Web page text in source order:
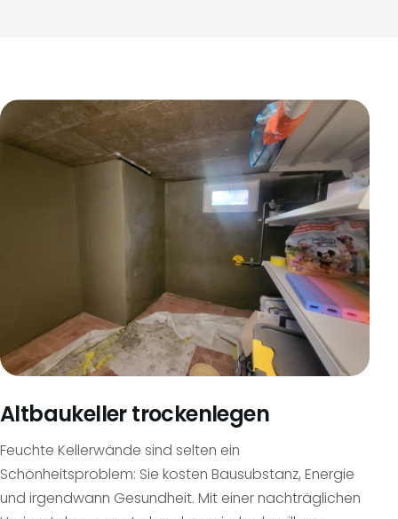
Altbaukeller trockenlegen
Feuchte Kellerwände sind selten ein
Schönheitsproblem: Sie kosten Bausubstanz, Energie
und irgendwann Gesundheit. Mit einer nachträglichen